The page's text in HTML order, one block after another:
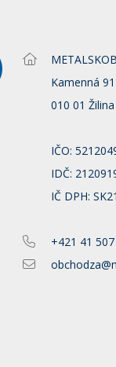
Kamenná 91
010 01 Žilina
IČO:
IDČ:
IČ DPH:
+421 41